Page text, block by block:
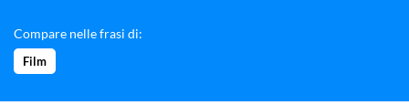
Compare nelle frasi di:
Film